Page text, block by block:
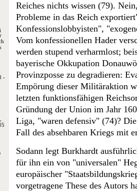
-
Reiches nichts wissen (79).
Probleme in das Reich
Konfessionslobbyisten",
Vom konfessionellen Hader
werden stupend verharmlost;
bayerische Okkupation
Provinzposse zu degradieren:
Empörung dieser Militäraktion
letzten funktionsfähigen
Gründung der Union im Jahr
Liga, "waren defensiv" (74)?
Fall des absehbaren Kriegs mit
Sodann legt Burkhardt
für ihn ein von "universalen"
europäischer
vorgetragene These des Autors